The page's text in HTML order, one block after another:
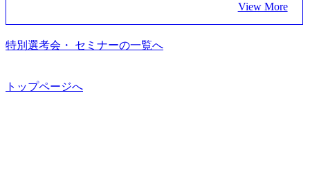
m/our-vision-production.appspot.com/public/images/202505021528
31_721b100c-62c9-4258-aa0e-97182898115f_960x510.webp シ
ング会社で、NRI、NTTDATAと同じく世界のFinTech Ranki
開発、運用保守と言った全工程を行う「一気通貫体制」が
特長 ビジネスへの深い理解を持つコンサルタントが集うXs
話 IoT社会の浸透、AIの加速等により半導体需要は世界中で
急伸長しており、それに伴い半導体製造装置の需要も伸長
中 https://storage.googleapis.com/our-vision-production.appspot.co
on-production.appspot.com/public/images/20260224131052_2abe7
cb8-329e-4a45-a8f5-73d9728b2cd7_1200x486.webp https://storag
View More
特別選考会・ セミナーの一覧へ
トップページへ